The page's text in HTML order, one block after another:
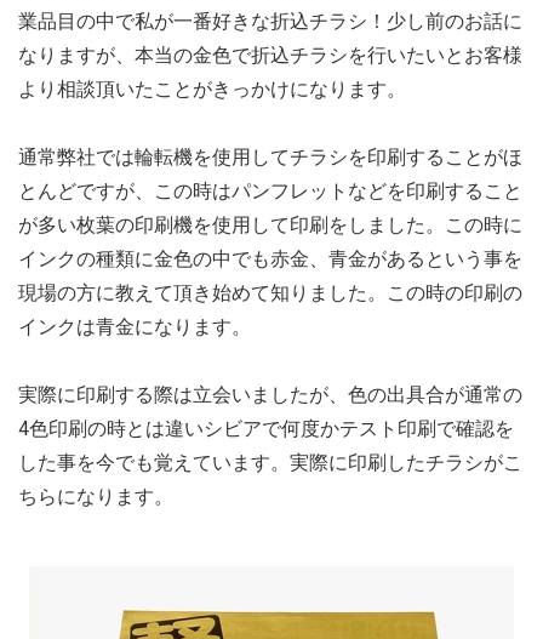
業品目の中で私が一番好きな折込チラシ！少し前のお話に
なりますが、本当の金色で折込チラシを行いたいとお客様
より相談頂いたことがきっかけになります。
通常弊社では輪転機を使用してチラシを印刷することがほ
とんどですが、この時はパンフレットなどを印刷すること
が多い枚葉の印刷機を使用して印刷をしました。この時に
インクの種類に金色の中でも赤金、青金があるという事を
現場の方に教えて頂き始めて知りました。この時の印刷の
インクは青金になります。
実際に印刷する際は立会いましたが、色の出具合が通常の
4色印刷の時とは違いシビアで何度かテスト印刷で確認を
した事を今でも覚えています。実際に印刷したチラシがこ
ちらになります。